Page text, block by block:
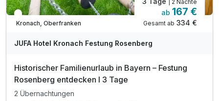
In 1 Woche wieder frei
Kronach, Oberfranken
| 2 Nächte
ab 167 €
Gesamt ab 334 €
JUFA Hotel Kronach Festung Rosenberg
Historischer Familienurlaub in Bayern – Festung
Rosenberg entdecken I 3 Tage
2 Übernachtungen